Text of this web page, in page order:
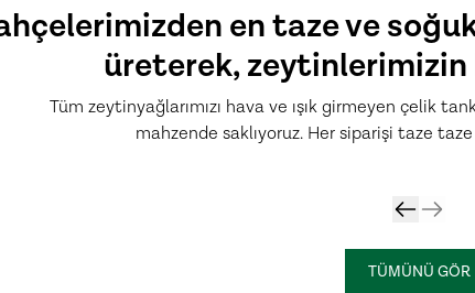
SATIN AL
en taze ve
üreterek, zeytinlerimizin
Tüm zeytinyağlarımızı hava ve ışık girmeyen çelik
mahzende saklıyoruz. Her siparişi taze
Premium
Blend
TÜMÜNÜ GÖR